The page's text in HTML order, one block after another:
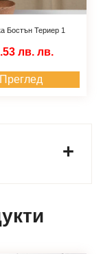
Бостън Териер 1
лв. лв.
Преглед